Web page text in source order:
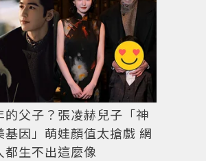
的父子？張凌赫兒子「神
基因」萌娃顏值太搶戲 網
都生不出這麼像